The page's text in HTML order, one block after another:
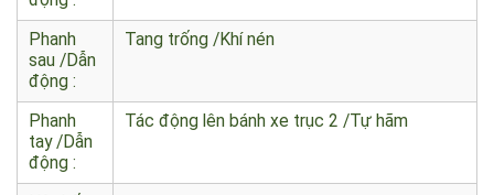
Phanh
trước
/Dẫn
động :
Tang trống /Khí nén
Phanh
sau /Dẫn
động :
Tang trống /Khí nén